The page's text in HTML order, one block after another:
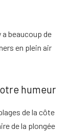
a beaucoup de
en plein air
humeur
de la côte
de la plongée